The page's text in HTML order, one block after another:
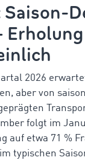
2026
aber von
folgt im
auf etwa 71 %
typischen